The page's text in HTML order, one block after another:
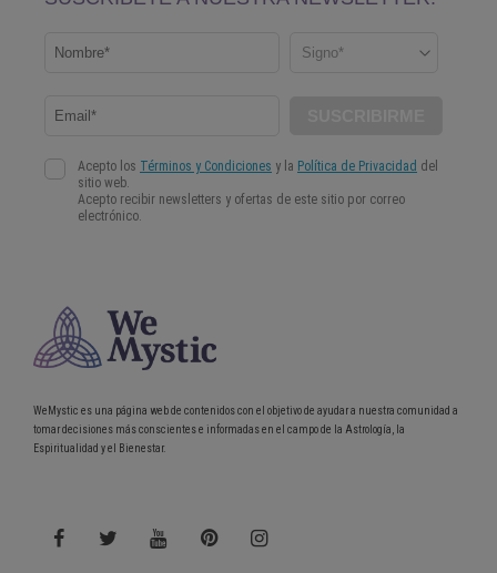
WeMystic es una página web de contenidos con el objetivo de ayudar a nuestra comunidad a
tomar decisiones más conscientes e informadas en el campo de la Astrología, la
Espiritualidad y el Bienestar.